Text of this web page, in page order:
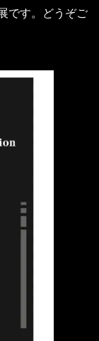
です。どうぞご